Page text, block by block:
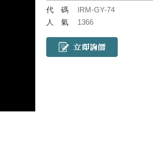
代碼
IRM-GY-74
人氣
1366